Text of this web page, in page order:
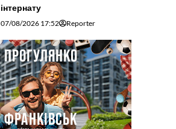
інтернату
07/08/2026 17:52 Reporter